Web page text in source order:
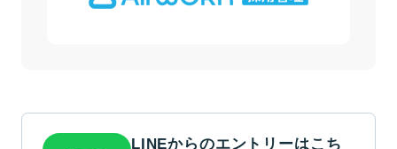
LINEからのエントリーはこち